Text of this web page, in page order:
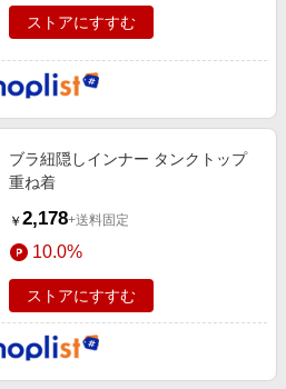
ストアにすすむ
ブラ紐隠しインナー タンクトップ
重ね着
￥ 2,178+送料固定
10.0%
ストアにすすむ